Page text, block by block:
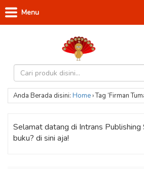
Menu
Anda Berada disini: Home›Tag ‘Firman
Selamat datang di Intrans Publishing
buku? di sini aja!